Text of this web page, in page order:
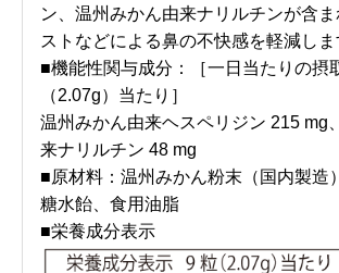
ン、温州みかん由来ナリルチンが含
ストなどによる鼻の不快感を軽減しま
■機能性関与成分：［一日当たりの摂
（2.07g）当たり］
温州みかん由来ヘスペリジン 215 mg
来ナリルチン 48 mg
■原材料：温州みかん粉末（国内製造
糖水飴、食用油脂
■栄養成分表示